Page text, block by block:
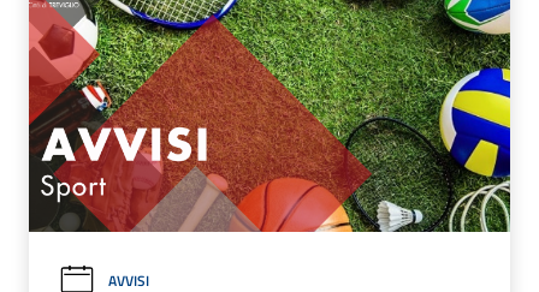
AVVISI